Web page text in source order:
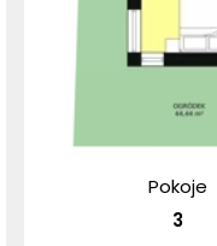
Pokoje
3